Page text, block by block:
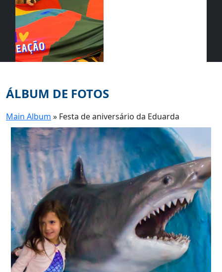
ÁLBUM DE FOTOS
Main Album » Festa de aniversário da Eduarda